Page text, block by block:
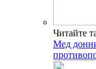
Читайте
Мед